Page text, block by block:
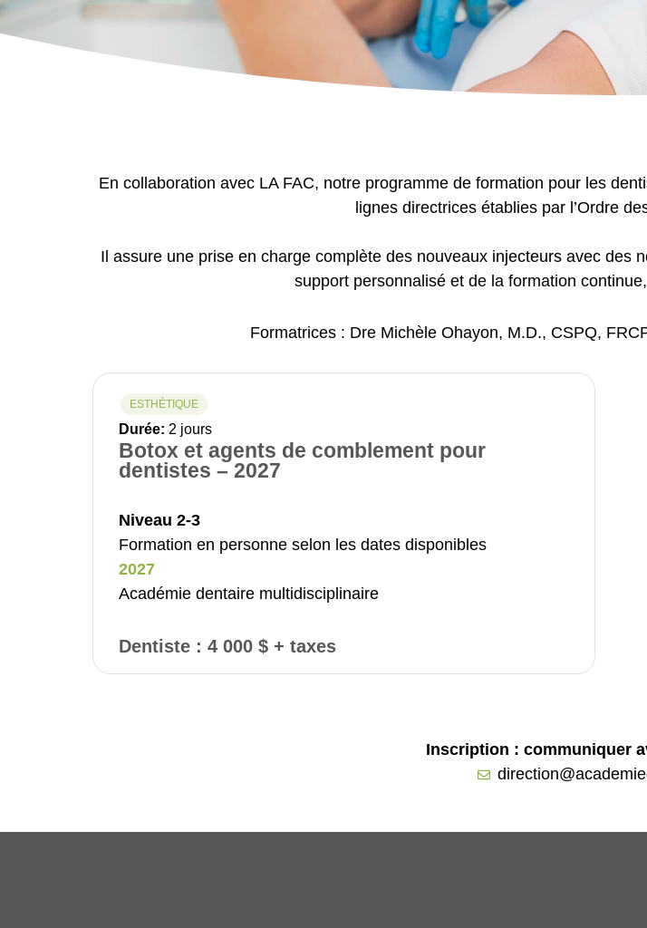
En collaboration avec LA FAC, notre programme de formation pour les
lignes directrices établies par l’Ordre
Il assure une prise en charge complète des nouveaux injecteurs avec des
support personnalisé et de la formation
Formatrices : Dre Michèle Ohayon, M.D., CSPQ,
ESTHÉTIQUE
Durée: 2 jours
Botox et agents de comblement pour
dentistes – 2027
Niveau 2-3
Formation en personne selon les dates disponibles
2027
Académie dentaire multidisciplinaire
Dentiste : 4 000 $ + taxes
Inscription : communiquer